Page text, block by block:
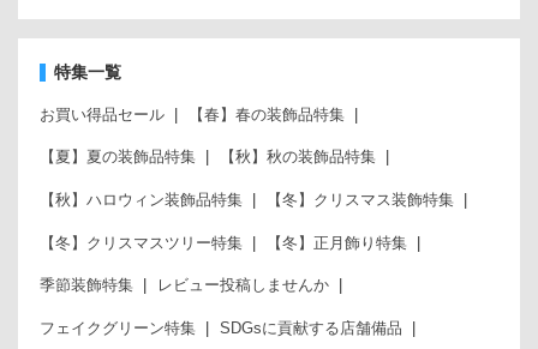
特集一覧
お買い得品セール 【春】春の装飾品特集
【夏】夏の装飾品特集 【秋】秋の装飾品特集
【秋】ハロウィン装飾品特集 【冬】クリスマス装飾特集
【冬】クリスマスツリー特集 【冬】正月飾り特集
季節装飾特集 レビュー投稿しませんか
フェイクグリーン特集 SDGsに貢献する店舗備品